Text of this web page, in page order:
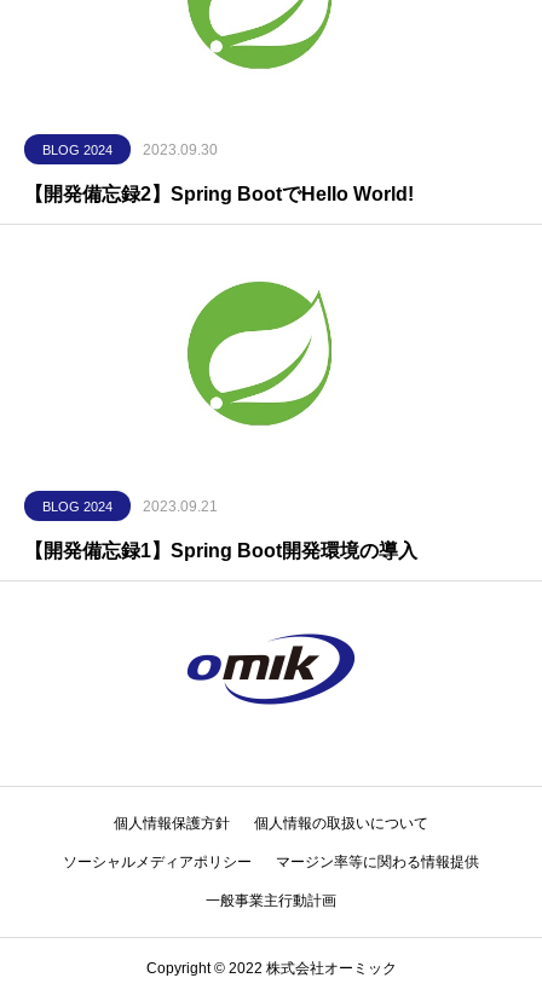
BLOG 2024 2023.09.30
【開発備忘録2】Spring BootでHello World!
BLOG 2024 2023.09.21
【開発備忘録1】Spring Boot開発環境の導入
個人情報保護方針 個人情報の取扱いについて
ソーシャルメディアポリシー マージン率等に関わる情報提供
一般事業主行動計画
Copyright © 2022 株式会社オーミック